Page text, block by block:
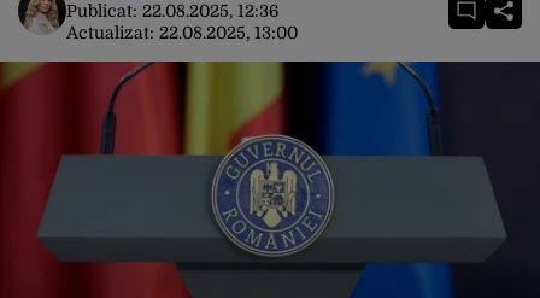
Publicat: 22.08.2025, 12:36
Actualizat: 22.08.2025, 13:00